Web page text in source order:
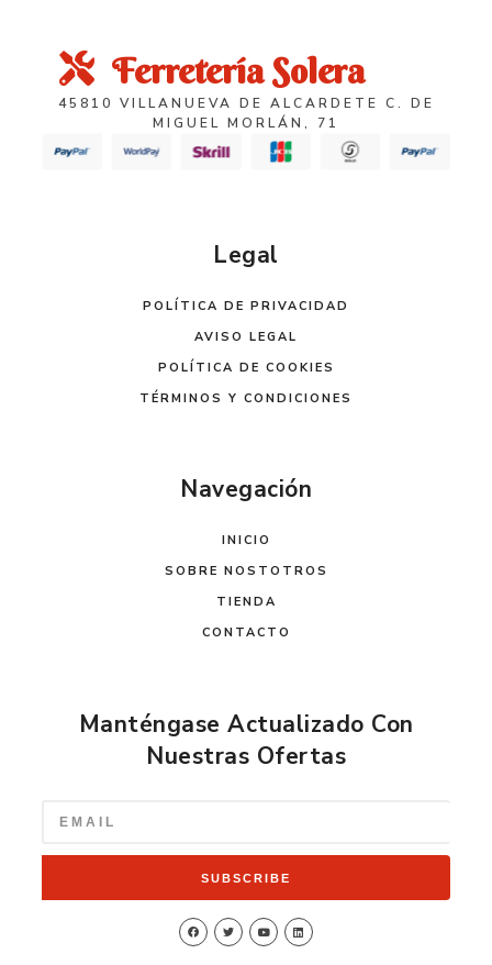
Ferretería Solera
45810 VILLANUEVA DE ALCARDETE C. DE
MIGUEL MORLÁN, 71
Legal
POLÍTICA DE PRIVACIDAD
AVISO LEGAL
POLÍTICA DE COOKIES
TÉRMINOS Y CONDICIONES
Navegación
INICIO
SOBRE NOSTOTROS
TIENDA
CONTACTO
Manténgase Actualizado Con
Nuestras Ofertas
SUBSCRIBE